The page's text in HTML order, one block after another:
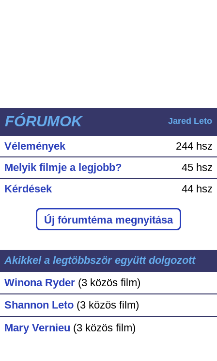
FÓRUMOK Jared Leto
Vélemények
244 hsz
Melyik filmje a legjobb?
45 hsz
Kérdések
44 hsz
Új fórumtéma megnyitása
Akikkel a legtöbbször együtt dolgozott
Winona Ryder (3 közös film)
Shannon Leto (3 közös film)
Mary Vernieu (3 közös film)